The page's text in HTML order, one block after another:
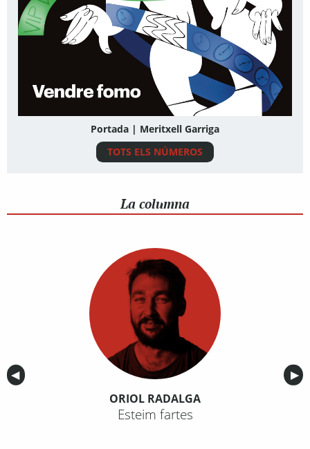
Portada | Meritxell Garriga
TOTS ELS NÚMEROS
La columna
Anterior
◀︎ ▶︎
ORIOL RADALGA
Esteim fartes